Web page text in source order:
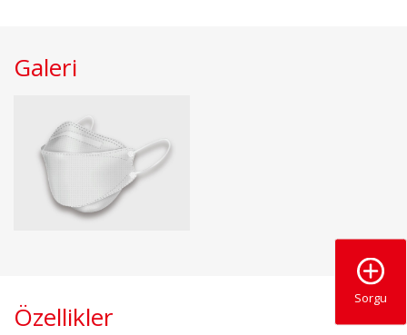
Sorgu
Galeri
Özellikler